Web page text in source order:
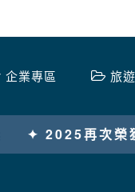
企業專區 旅
✦ 全國唯一榮